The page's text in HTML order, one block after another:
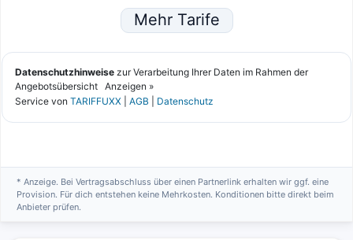
* Anzeige. Bei Vertragsabschluss über einen Partnerlink erhalten wir ggf. eine
Provision. Für dich entstehen keine Mehrkosten. Konditionen bitte direkt beim
Anbieter prüfen.